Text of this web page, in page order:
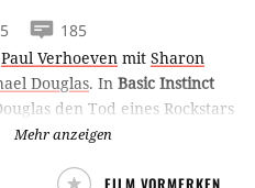
185
Paul Verhoeven mit Sharon
Douglas. In Basic Instinct
den Tod eines Rockstars
gerät er immer tiefer in
Liebe, Hass, Komplott und
Mehr anzeigen